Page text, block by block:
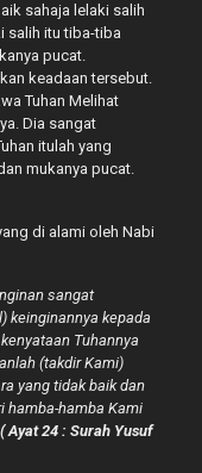
sahaja lelaki salih
salih itu tiba-tiba
pucat.
keadaan tersebut.
Tuhan Melihat
Dia sangat
itulah yang
mukanya pucat.
di alami oleh Nabi
sangat
keinginannya kepada
Tuhannya
(takdir Kami)
yang tidak baik dan
hamba-hamba Kami
( Ayat 24 : Surah Yusuf